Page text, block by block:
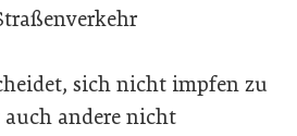
sich nicht impfen zu
andere nicht